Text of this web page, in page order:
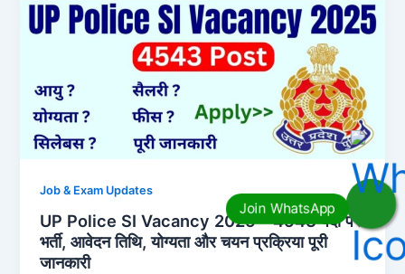
Job & Exam Updates
UP Police SI Vacancy 2025 – 4543 पदों पर
भर्ती, आवेदन तिथि, योग्यता और चयन प्रक्रिया पूरी
जानकारी